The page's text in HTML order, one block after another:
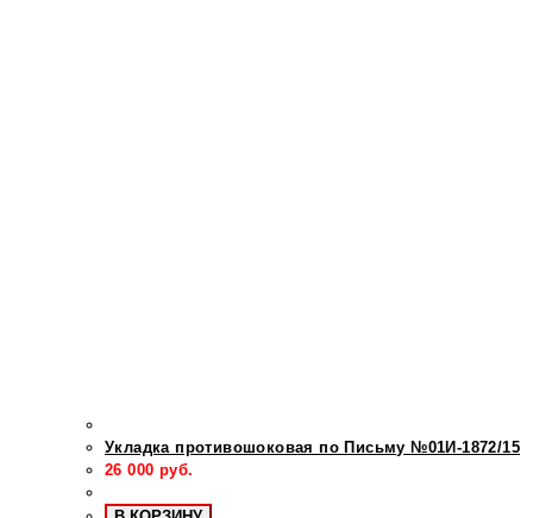
Укладка противошоковая по Письму №01И-1872/15
26 000 руб.